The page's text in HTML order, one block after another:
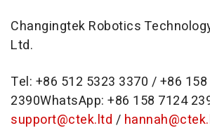
Changingtek Robotics
Ltd.
Tel: +86 512 5323 3370 / +86
2390WhatsApp: +86 158 7124
support@ctek.ltd /